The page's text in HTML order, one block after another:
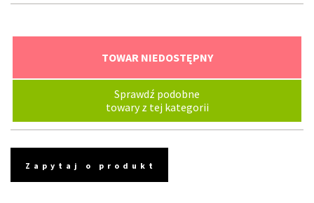
TOWAR NIEDOSTĘPNY
Sprawdź podobne
towary z tej kategorii
Zapytaj o produkt